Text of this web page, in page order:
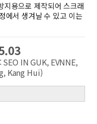
지용으로 제작되어 스크래
에서 생겨날 수 있고 이는
IN GUK, EVNNE,
Kang Hui)